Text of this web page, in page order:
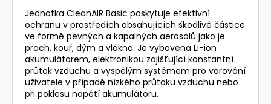
Jednotka CleanAIR Basic poskytuje efektivní
ochranu v prostředích obsahujících škodlivé částice
ve formě pevných a kapalných aerosolů jako je
prach, kouř, dým a vlákna. Je vybavena Li-ion
akumulátorem, elektronikou zajišťující konstantní
průtok vzduchu a vyspělým systémem pro varování
uživatele v případě nízkého průtoku vzduchu nebo
při poklesu napětí akumulátoru.